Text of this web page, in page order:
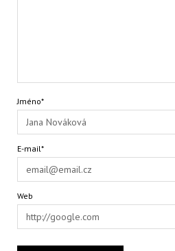
Jméno*
E-mail*
Web